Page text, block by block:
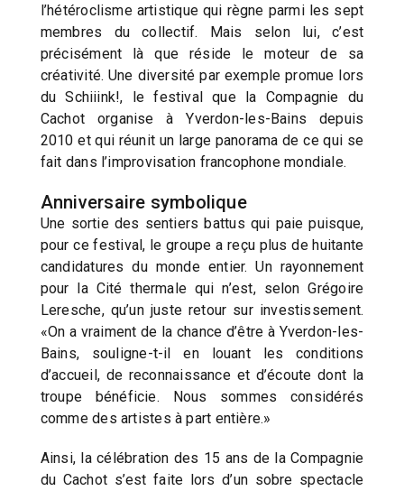
l’hétéroclisme artistique qui règne parmi les sept
membres du collectif. Mais selon lui, c’est
précisément là que réside le moteur de sa
créativité. Une diversité par exemple promue lors
du Schiiink!, le festival que la Compagnie du
Cachot organise à Yverdon-les-Bains depuis
2010 et qui réunit un large panorama de ce qui se
fait dans l’improvisation francophone mondiale.
Anniversaire symbolique
Une sortie des sentiers battus qui paie puisque,
pour ce festival, le groupe a reçu plus de huitante
candidatures du monde entier. Un rayonnement
pour la Cité thermale qui n’est, selon Grégoire
Leresche, qu’un juste retour sur investissement.
«On a vraiment de la chance d’être à Yverdon-les-
Bains, souligne-t-il en louant les conditions
d’accueil, de reconnaissance et d’écoute dont la
troupe bénéficie. Nous sommes considérés
comme des artistes à part entière.»
Ainsi, la célébration des 15 ans de la Compagnie
du Cachot s’est faite lors d’un sobre spectacle